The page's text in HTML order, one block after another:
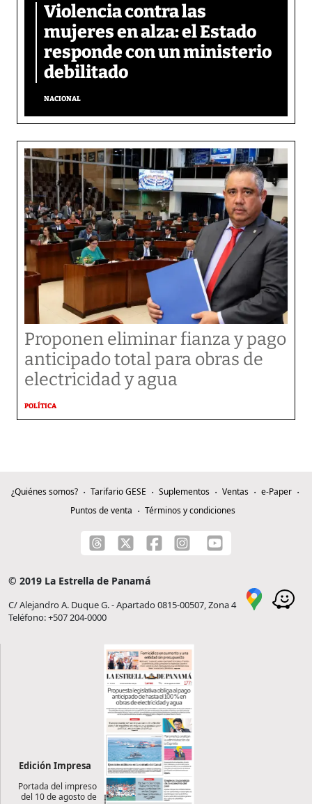
Violencia contra las
mujeres en alza: el Estado
responde con un ministerio
debilitado
NACIONAL
Proponen eliminar fianza y pago
anticipado total para obras de
electricidad y agua
POLÍTICA
¿Quiénes somos? Tarifario GESE Suplementos Ventas
e-Paper
Puntos de venta
Términos y condiciones
© 2019 La Estrella de Panamá
C/ Alejandro A. Duque G. - Apartado 0815-00507, Zona 4
Teléfono: +507 204-0000
Edición Impresa
Portada del impreso
del 10 de agosto de